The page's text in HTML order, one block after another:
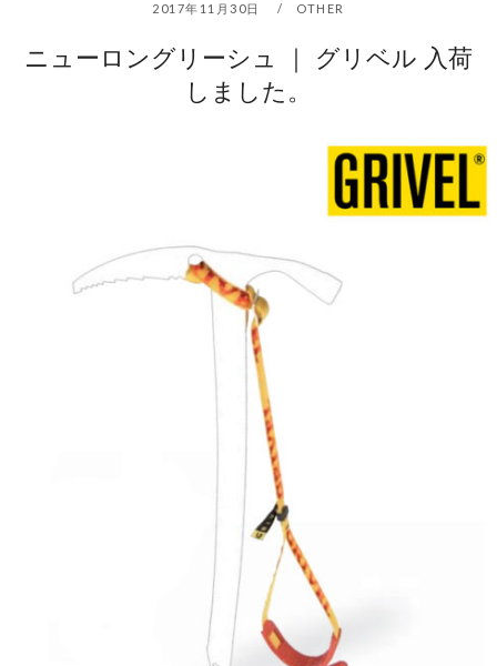
2017年11月30日 OTHER
ニューロングリーシュ ｜ グリベル 入荷
しました。